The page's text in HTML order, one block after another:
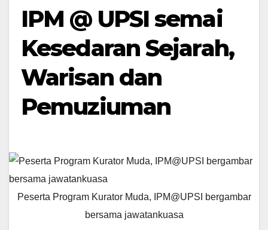
IPM @ UPSI semai
Kesedaran Sejarah,
Warisan dan
Pemuziuman
Peserta Program Kurator Muda, IPM@UPSI bergambar
bersama jawatankuasa